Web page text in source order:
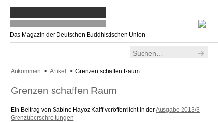
Das Magazin der Deutschen Buddhistischen Union
Ankommen >Artikel > Grenzen schaffen Raum
Grenzen schaffen Raum
Ein Beitrag von Sabine Hayoz Kalff veröffentlicht in derAusgabe 2013/3
Grenzüberschreitungen